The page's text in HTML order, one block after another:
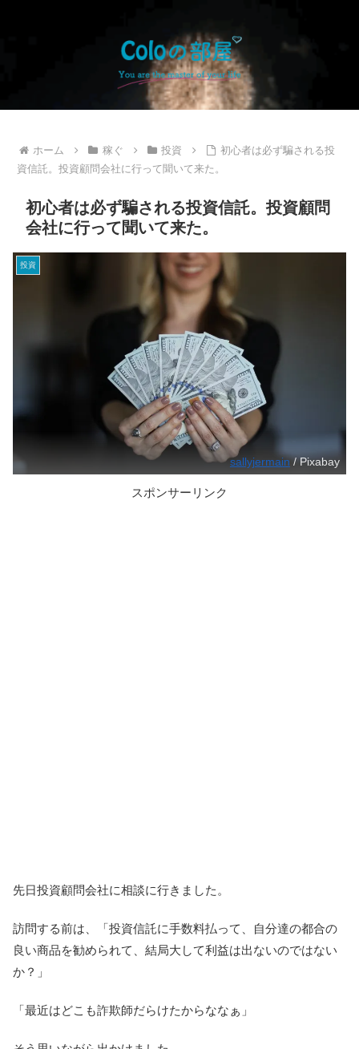
ホーム 稼ぐ 投資
初心者は必ず騙される投
資信託。投資顧問会社に行って聞いて来た。
初心者は必ず騙される投資信託。投資顧問
会社に行って聞いて来た。
投資
sallyjermain / Pixabay
スポンサーリンク
先日投資顧問会社に相談に行きました。
訪問する前は、「投資信託に手数料払って、自分達の都合の
良い商品を勧められて、結局大して利益は出ないのではない
か？」
「最近はどこも詐欺師だらけたからななぁ」